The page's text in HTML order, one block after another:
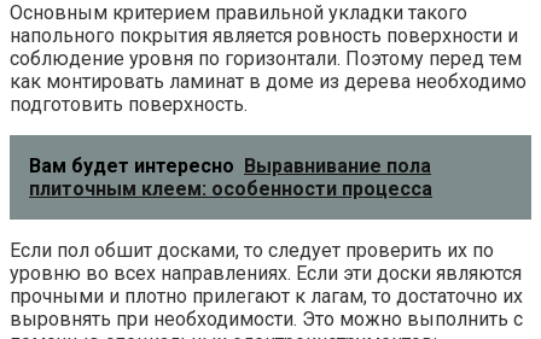
Основным критерием правильной укладки такого
напольного покрытия является ровность поверхности и
соблюдение уровня по горизонтали. Поэтому перед тем
как монтировать ламинат в доме из дерева необходимо
подготовить поверхность.
Вам будет интересно Выравнивание пола
плиточным клеем: особенности процесса
Если пол обшит досками, то следует проверить их по
уровню во всех направлениях. Если эти доски являются
прочными и плотно прилегают к лагам, то достаточно их
выровнять при необходимости. Это можно выполнить с